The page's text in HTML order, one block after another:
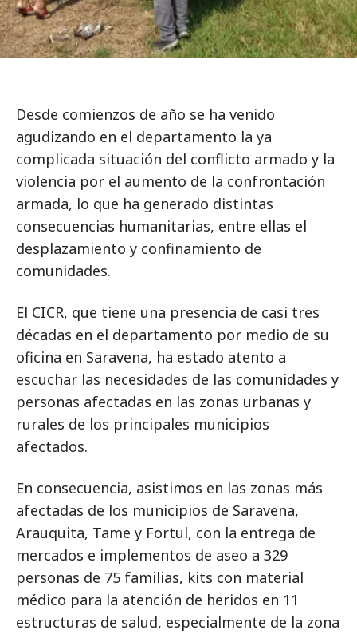
Desde comienzos de año se ha venido
agudizando en el departamento la ya
complicada situación del conflicto armado y la
violencia por el aumento de la confrontación
armada, lo que ha generado distintas
consecuencias humanitarias, entre ellas el
desplazamiento y confinamiento de
comunidades.
El CICR, que tiene una presencia de casi tres
décadas en el departamento por medio de su
oficina en Saravena, ha estado atento a
escuchar las necesidades de las comunidades y
personas afectadas en las zonas urbanas y
rurales de los principales municipios
afectados.
En consecuencia, asistimos en las zonas más
afectadas de los municipios de Saravena,
Arauquita, Tame y Fortul, con la entrega de
mercados e implementos de aseo a 329
personas de 75 familias, kits con material
médico para la atención de heridos en 11
estructuras de salud, especialmente de la zona